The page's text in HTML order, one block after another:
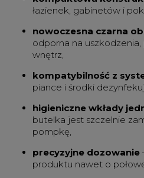
łazienek, gabinetów i
nowoczesna czarna
odporna na
wnętrz,
kompatybilność z
piance i środki
higieniczne wkłady
butelka jest szczelnie
pompkę,
precyzyjne dozowanie
produktu nawet o